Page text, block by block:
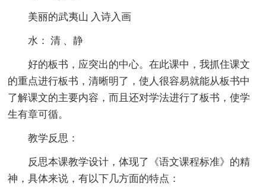
美丽的武夷山 入诗入画
水： 清 、静
好的板书，应突出的中心。在此课中，我抓住课文
的重点进行板书，清晰明了，使人很容易就能从板书中
了解课文的主要内容，而且还对学法进行了板书，使学
生有章可循。
教学反思：
反思本课教学设计，体现了《语文课程标准》的精
神，具体来说，有以下几方面的特点：